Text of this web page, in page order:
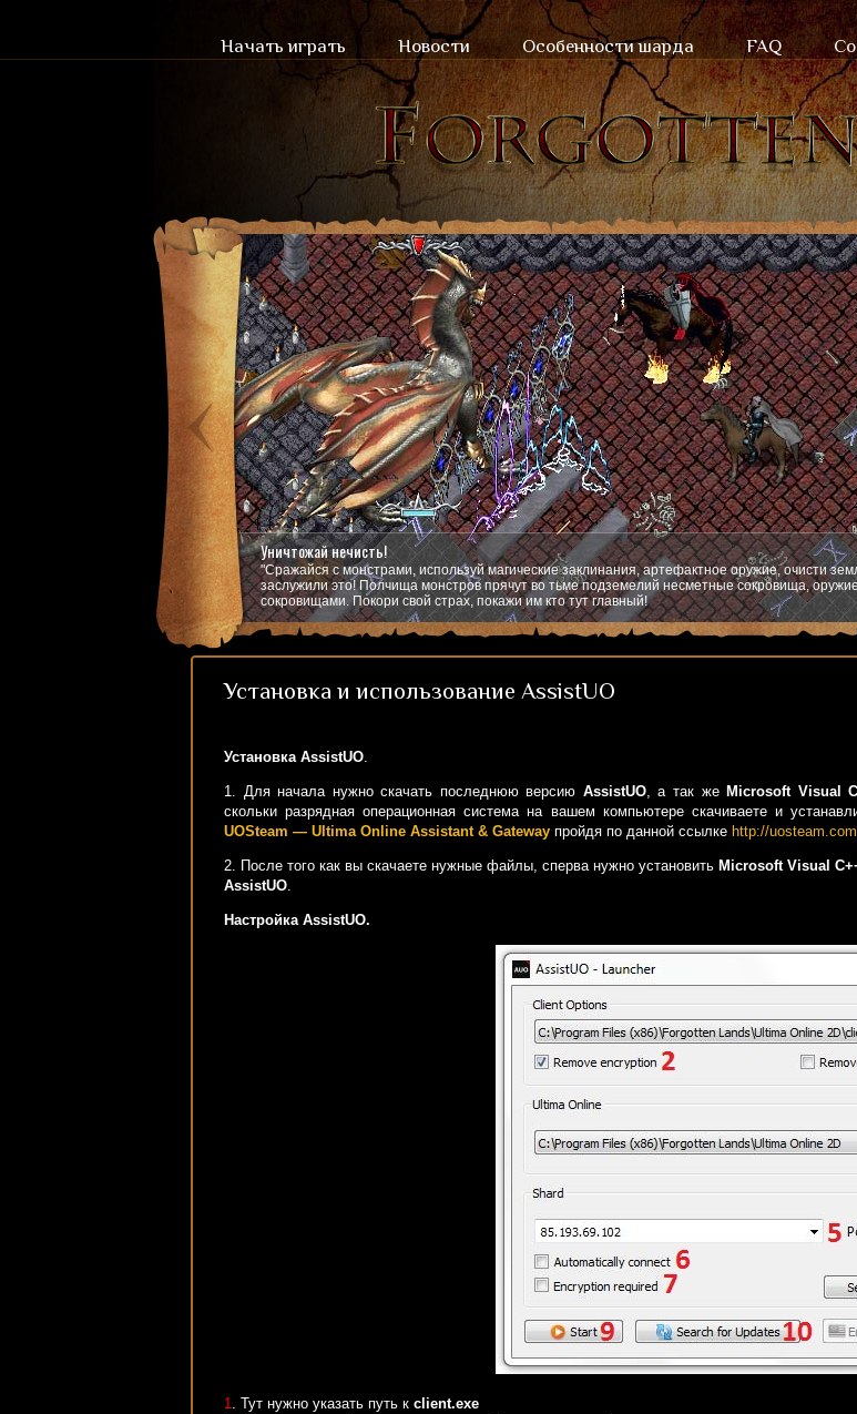
Начать играть Новости Особенности шарда FAQ
Уничтожай нечисть!
"Сражайся с монстрами, используй магические заклинания, артефактное оружие, очисти
заслужили это! Полчища монстров прячут во тьме подземелий несметные сокровища,
сокровищами. Покори свой страх, покажи им кто тут главный!
Установка и использование AssistUO
Установка AssistUO.
1. Для начала нужно скачать последнюю версию AssistUO, а так же Microsoft Visual
скольки разрядная операционная система на вашем компьютере скачиваете и
UOSteam — Ultima Online Assistant & Gateway пройдя по данной ссылке http://
2. После того как вы скачаете нужные файлы, сперва нужно установить Microsoft Visual
AssistUO.
Настройка AssistUO.
1. Тут нужно указать путь к client.exe